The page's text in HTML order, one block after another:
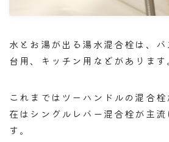
水とお湯が出る湯水混合栓は、
台用、キッチン用などがあります
これまではツーハンドルの混合
在はシングルレバー混合栓が主
す。